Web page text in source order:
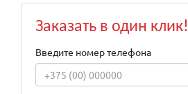
Заказать в один клик!
Введите номер телефона